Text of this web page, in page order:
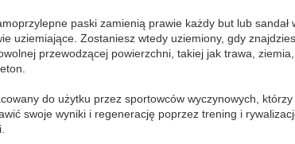
paski zamienią prawie każdy but lub sandał
uziemiające. Zostaniesz wtedy uziemiony, gdy
przewodzącej powierzchni, takiej jak trawa,
do użytku przez sportowców wyczynowych, którzy
swoje wyniki i regenerację poprzez trening i